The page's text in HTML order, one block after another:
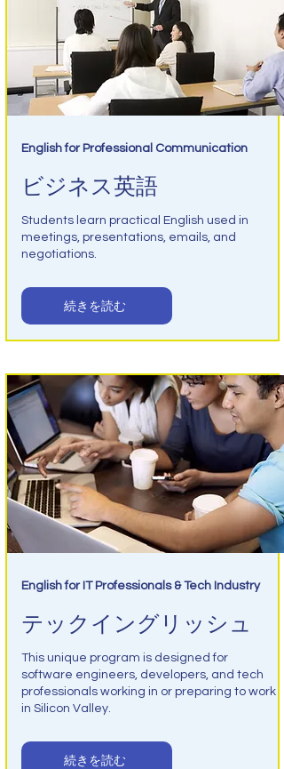
English for Professional Communication
ビジネス英語
Students learn practical English used in
meetings, presentations, emails, and
negotiations.
続きを読む
English for IT Professionals & Tech Industry
テックイングリッシュ
This unique program is designed for
software engineers, developers, and tech
professionals working in or preparing to work
in Silicon Valley.
続きを読む